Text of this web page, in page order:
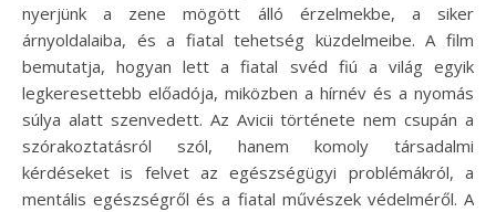
nyerjünk a zene mögött álló érzelmekbe, a siker
árnyoldalaiba, és a fiatal tehetség küzdelmeibe. A film
bemutatja, hogyan lett a fiatal svéd fiú a világ egyik
legkeresettebb előadója, miközben a hírnév és a nyomás
súlya alatt szenvedett. Az Avicii története nem csupán a
szórakoztatásról szól, hanem komoly társadalmi
kérdéseket is felvet az egészségügyi problémákról, a
mentális egészségről és a fiatal művészek védelméről. A